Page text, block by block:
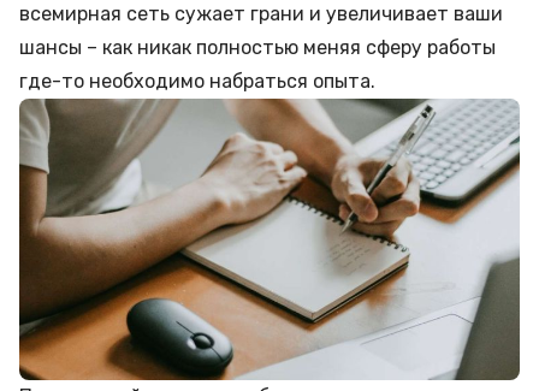
всемирная сеть сужает грани и увеличивает ваши
шансы – как никак полностью меняя сферу работы
где-то необходимо набраться опыта.